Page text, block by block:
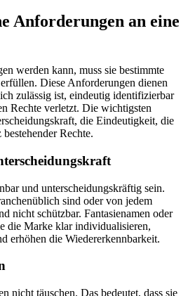
Anforderungen an eine
werden kann, muss sie bestimmte
Diese Anforderungen dienen
zulässig ist, eindeutig identifizierbar
Rechte verletzt. Die wichtigsten
die Eindeutigkeit, die
Rechte.
und unterscheidungskräftig sein.
sind oder von jedem
nicht schützbar. Fantasienamen oder
die Marke klar individualisieren,
erhöhen die Wiedererkennbarkeit.
nicht täuschen. Das bedeutet, dass sie